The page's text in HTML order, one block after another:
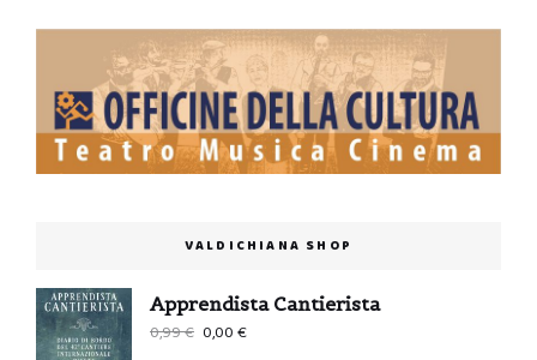
VALDICHIANA SHOP
Apprendista Cantierista
0,99€ 0,00€